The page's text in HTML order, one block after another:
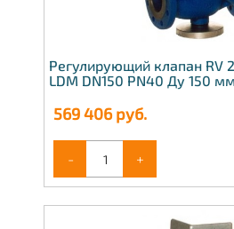
Регулирующий клапан RV
LDM DN150 PN40 Ду 150 мм
569 406руб.
- +